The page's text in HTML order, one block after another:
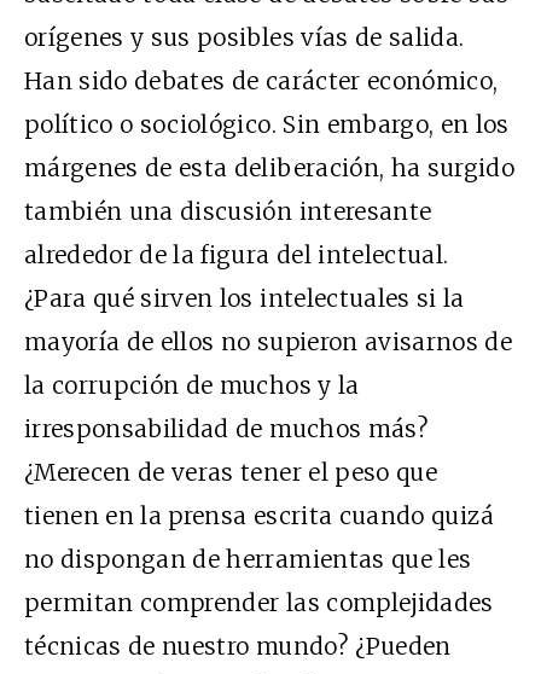
orígenes y sus posibles vías de salida.
Han sido debates de carácter económico,
político o sociológico. Sin embargo, en los
márgenes de esta deliberación, ha surgido
también una discusión interesante
alrededor de la figura del intelectual.
¿Para qué sirven los intelectuales si la
mayoría de ellos no supieron avisarnos de
la corrupción de muchos y la
irresponsabilidad de muchos más?
¿Merecen de veras tener el peso que
tienen en la prensa escrita cuando quizá
no dispongan de herramientas que les
permitan comprender las complejidades
técnicas de nuestro mundo? ¿Pueden